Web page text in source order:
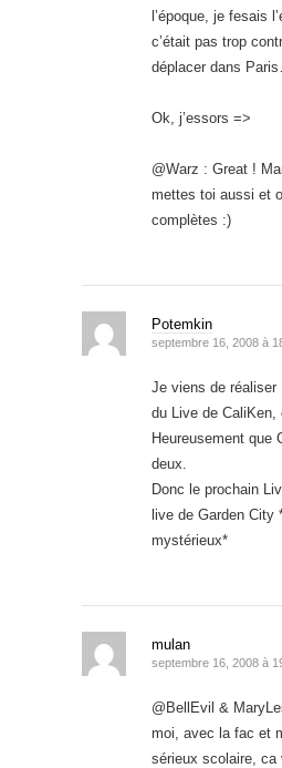
l’époque, je fesais
c’était pas trop
déplacer dans
Ok, j’essors =>
@Warz : Great !
mettes toi aussi et
complètes :)
Potemkin
septembre 16, 2008 à
Je viens de réaliser
du Live de CaliKen,
Heureusement que
deux.
Donc le prochain
live de Garden City
mystérieux*
mulan
septembre 16, 2008 à
@BellEvil &
moi, avec la fac et
sérieux scolaire, ca